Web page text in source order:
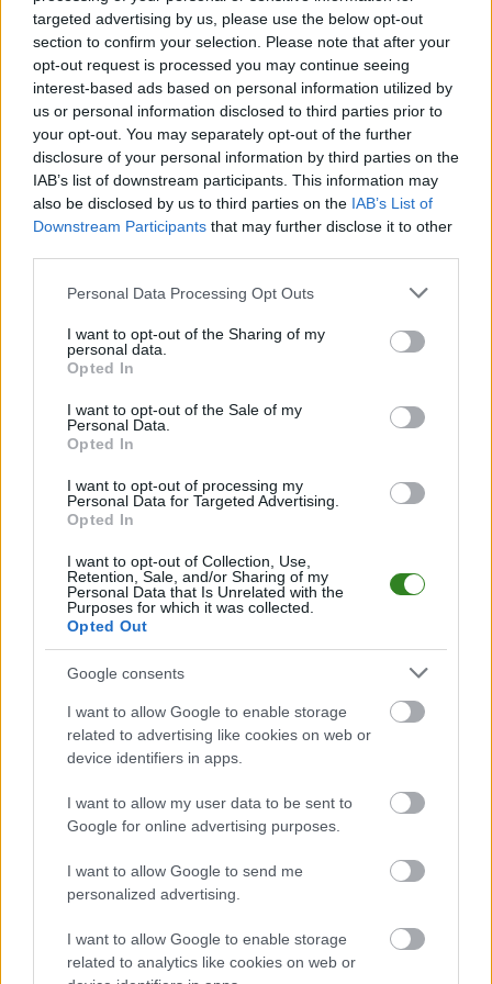
targeted advertising by us, please use the below opt-out
section to confirm your selection. Please note that after your
opt-out request is processed you may continue seeing
interest-based ads based on personal information utilized by
us or personal information disclosed to third parties prior to
your opt-out. You may separately opt-out of the further
disclosure of your personal information by third parties on the
IAB’s list of downstream participants. This information may
also be disclosed by us to third parties on the IAB’s List of
Downstream Participants that may further disclose it to other
Please note that this website/app uses one or more Google
not limited to your visit or usage behaviour. You may click to
grant or deny consent to Google and its third-party tags to
use your data for below specified purposes in below Google
consent section.
Personal Data Processing Opt Outs
I want to opt-out of the Sharing of my
personal data.
Opted In
I want to opt-out of the Sale of my
Personal Data.
Opted In
I want to opt-out of processing my
Personal Data for Targeted Advertising.
Opted In
I want to opt-out of Collection, Use,
Retention, Sale, and/or Sharing of my
Personal Data that Is Unrelated with the
Purposes for which it was collected.
Opted Out
Google consents
I want to allow Google to enable storage
related to advertising like cookies on web or
device identifiers in apps.
I want to allow my user data to be sent to
Google for online advertising purposes.
I want to allow Google to send me
personalized advertising.
I want to allow Google to enable storage
related to analytics like cookies on web or
pracujemy nad tym żeby je uzupełnić.
Wynik meczu Nafta Gaz Jodłówka vs San Gorzyce
Po zakończeniu spotkania automatycznie publikujemyoficjalny wynik
spotkania, a także dane meczowe, jeśli są dostępne.
Pełny harmonogram rozgrywek dostępny jest tutaj:Jarosław > Klasa A
Przeworsk - terminarz.
Informacje o składach i strzelcach
W miarę dostępności danych, publikujemyskłady wyjściowe,
aktualizujemy zależnie od poziomu ligi i dostępnych źródeł.
Śledź mecze swojej drużyny
Jeśli jesteś kibicem klubu Nafta Gaz Jodłówka lub San Gorzyce - zaglądaj
tutaj częściej. Nasz serwis regularnie dostarcza informacje o terminach
meczów, wynikach, transferach i newsach klubowych
piłkarskichw województwie. Sprawdź nasze relacje, śledź ulubioną ligę i
bądź na bieżąco z wydarzeniami z boisk!
Nafta Gaz Jodłówka - San Gorzyceodbędzie się w ramach 1.
kolejki - Jarosław > Klasa A Przeworsk. Spotkanie zostanie rozegrane w
Nafta Gaz Jodłówkaprzystępuje do tego spotkania w roli gospodarza.
Jak drużyna radzi sobie w sezonie 2025/2026 rozgrywek Jarosław > Klasa
A Przeworsk przed własną publicznością? Na tej stronie możecie
zobaczyć tabelę uwzględniającą tylko mecze u siebie. W tabeli biorącej
pod uwagę tylko mecze wyjazdowe możecie natomiast sprawdzić jak
spisuje się klubSan Gorzyce
Jarosław > Klasa A Przeworsk - sytuacja w tabeli
Przed meczami 1. kolejki - Jarosław > Klasa A Przeworsk gospodarze
(Nafta Gaz Jodłówka) zajmują 14. miejsce
Poniżej znajdziesz także ostatnie mecze obu drużyn oraz statystyki
bramkowe.
Nafta Gaz Jodłówka vs. San Gorzyce - relacja, wynik na żywo,
transmisja
Wynik meczu Nafta Gaz Jodłówka - San Gorzyce znajdziesz na naszej
stronie zaraz po jego zakończeniu. Jeżeli szukasz informacji meczowych,
zajrzyj tutaj:Nafta Gaz Jodłówka vs. San Gorzyce - wynik, składy,
strzelcy